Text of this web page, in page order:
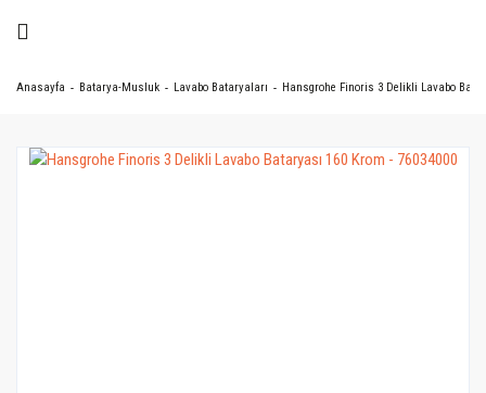
Anasayfa Batarya-Musluk Lavabo Bataryaları Hansgrohe Finoris 3 Delikli Lavabo